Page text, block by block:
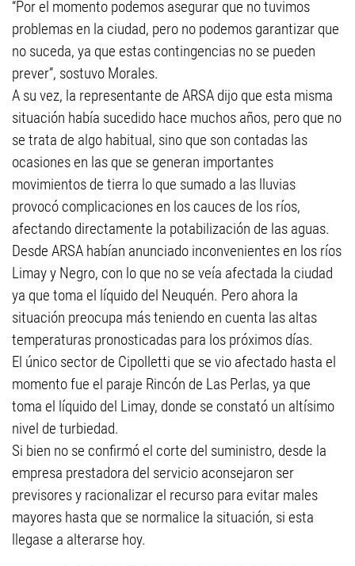
“Por el momento podemos asegurar que no tuvimos
problemas en la ciudad, pero no podemos garantizar que
no suceda, ya que estas contingencias no se pueden
prever”, sostuvo Morales.
A su vez, la representante de ARSA dijo que esta misma
situación había sucedido hace muchos años, pero que no
se trata de algo habitual, sino que son contadas las
ocasiones en las que se generan importantes
movimientos de tierra lo que sumado a las lluvias
provocó complicaciones en los cauces de los ríos,
afectando directamente la potabilización de las aguas.
Desde ARSA habían anunciado inconvenientes en los ríos
Limay y Negro, con lo que no se veía afectada la ciudad
ya que toma el líquido del Neuquén. Pero ahora la
situación preocupa más teniendo en cuenta las altas
temperaturas pronosticadas para los próximos días.
El único sector de Cipolletti que se vio afectado hasta el
momento fue el paraje Rincón de Las Perlas, ya que
toma el líquido del Limay, donde se constató un altísimo
nivel de turbiedad.
Si bien no se confirmó el corte del suministro, desde la
empresa prestadora del servicio aconsejaron ser
previsores y racionalizar el recurso para evitar males
mayores hasta que se normalice la situación, si esta
llegase a alterarse hoy.